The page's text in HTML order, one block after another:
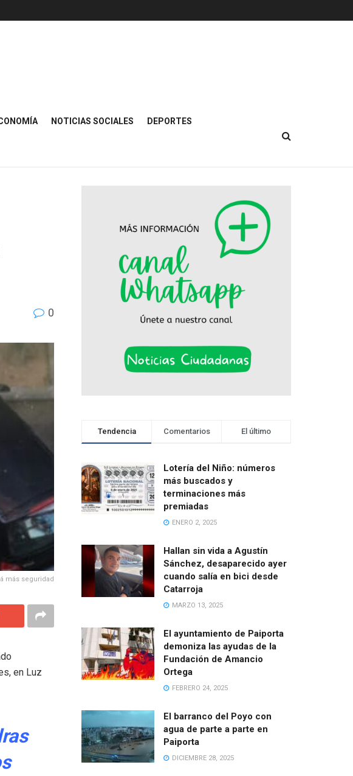
NOTICIAS SOCIALES DEPORTES
0
más seguridad
en Luz
Tendencia Comentarios El último
Lotería del Niño: números
más buscados y
terminaciones más
premiadas
ENERO 2, 2025
Hallan sin vida a Agustín
Sánchez, desaparecido ayer
cuando salía en bici desde
Catarroja
MARZO 13, 2025
El ayuntamiento de Paiporta
demoniza las ayudas de la
Fundación de Amancio
Ortega
FEBRERO 24, 2025
El barranco del Poyo con
agua de parte a parte en
Paiporta
DICIEMBRE 28, 2025